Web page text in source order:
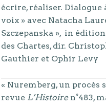
écrire, réaliser. Dialogue
voix » avec Natacha
Szczepanska », in
des Chartes, dir.
Gauthier et Ophir Levy
« Nuremberg, un procès
revue L’Histoiren°483,